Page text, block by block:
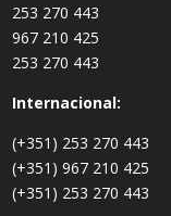
253 270 443
967 210 425
253 270 443
Internacional:
(+351) 253 270 443
(+351) 967 210 425
(+351) 253 270 443